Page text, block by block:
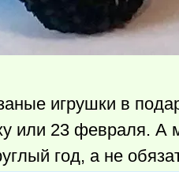
игрушки в
или 23 февраля. А
год, а не